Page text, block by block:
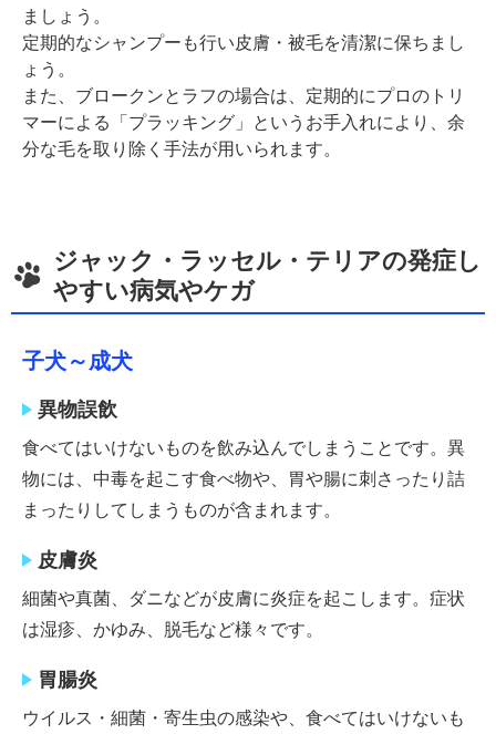
ましょう。
定期的なシャンプーも行い皮膚・被毛を清潔に保ちまし
ょう。
また、ブロークンとラフの場合は、定期的にプロのトリ
マーによる「プラッキング」というお手入れにより、余
分な毛を取り除く手法が用いられます。
ジャック・ラッセル・テリアの発症し
やすい病気やケガ
子犬～成犬
異物誤飲
食べてはいけないものを飲み込んでしまうことです。異
物には、中毒を起こす食べ物や、胃や腸に刺さったり詰
まったりしてしまうものが含まれます。
皮膚炎
細菌や真菌、ダニなどが皮膚に炎症を起こします。症状
は湿疹、かゆみ、脱毛など様々です。
胃腸炎
ウイルス・細菌・寄生虫の感染や、食べてはいけないも